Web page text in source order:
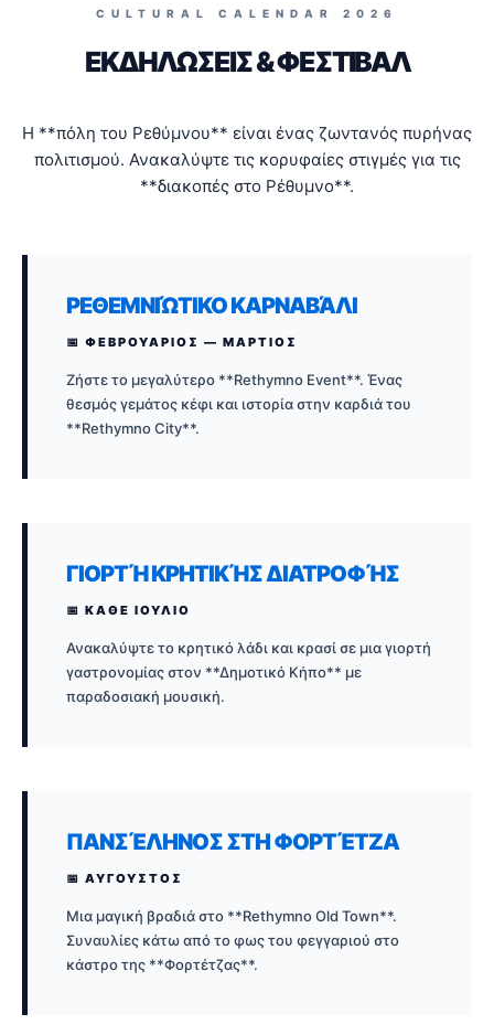
CULTURAL CALENDAR 2026
ΕΚΔΗΛΩΣΕΙΣ & ΦΕΣΤΙΒΑΛ
Η **πόλη του Ρεθύμνου** είναι ένας ζωντανός πυρήνας
πολιτισμού. Ανακαλύψτε τις κορυφαίες στιγμές για τις
**διακοπές στο Ρέθυμνο**.
ΡΕΘΕΜΝΙΏΤΙΚΟ ΚΑΡΝΑΒΆΛΙ
📅 ΦΕΒΡΟΥΑΡΙΟΣ — ΜΑΡΤΙΟΣ
Ζήστε το μεγαλύτερο **Rethymno Event**. Ένας
θεσμός γεμάτος κέφι και ιστορία στην καρδιά του
**Rethymno City**.
ΓΙΟΡΤΉ ΚΡΗΤΙΚΉΣ ΔΙΑΤΡΟΦΉΣ
📅 ΚΑΘΕ ΙΟΥΛΙΟ
Ανακαλύψτε το κρητικό λάδι και κρασί σε μια γιορτή
γαστρονομίας στον **Δημοτικό Κήπο** με
παραδοσιακή μουσική.
ΠΑΝΣΈΛΗΝΟΣ ΣΤΗ ΦΟΡΤΈΤΖΑ
📅 ΑΥΓΟΥΣΤΟΣ
Μια μαγική βραδιά στο **Rethymno Old Town**.
Συναυλίες κάτω από το φως του φεγγαριού στο
κάστρο της **Φορτέτζας**.